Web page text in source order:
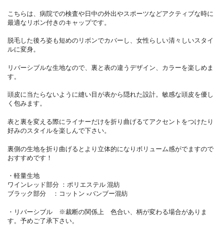
こちらは、病院での検査や日中の外出やスポーツなどアクティブな時に
最適なリボン付きのキャップです。
脱毛した後ろ姿も短めのリボンでカバーし、女性らしい清々しいスタイ
ルに変身。
リバーシブルな生地なので、裏と表の違うデザイン、カラーを楽しめま
す。
頭皮に当たらないように縫い目が表から隠れた設計。敏感な頭皮を優し
く包みます。
表と裏を変える際にライナーだけを折り曲げるてアクセントをつけたり
好みのスタイルを楽しんで下さい。
裏側の生地を折り曲げるとより立体的になりボリューム感がでますので
おすすめです！
・軽量生地
ワインレッド部分 ：ポリエステル 混紡
ブラック部分 ：コットン ×バンブー混紡
・リバーシブル ※裁断の関係上 色合い、柄が変わる場合がありま
す。予めご了承下さい。